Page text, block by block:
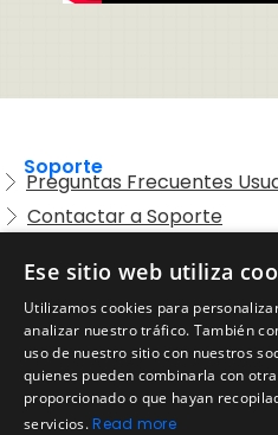
Soporte
Preguntas Frecuentes
Contactar a Soporte
Legal
Condiciones de Servicio
Aviso de privacidad
Política de cookies
Política de devoluciones
Ese sitio web utiliza
Utilizamos cookies para
analizar nuestro tráfico. También
uso de nuestro sitio con nuestros
quienes pueden combinarla con
proporcionado o que hayan
servicios.Read more